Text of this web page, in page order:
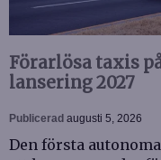
Förarlösa taxis
lansering 2027
Publicerad augusti 5, 2026
Den första